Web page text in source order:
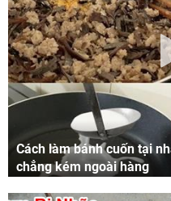
Cách làm bánh cuốn tại
chẳng kém ngoài hàng